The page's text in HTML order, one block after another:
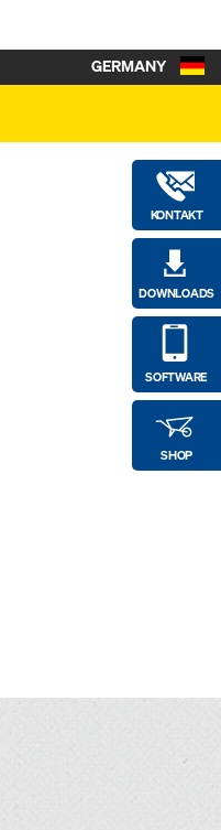
KONTAKT
DOWNLOADS
SOFTWARE
SHOP
GERMANY